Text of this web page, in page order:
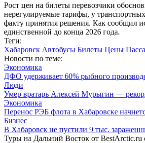
Рост цен на билеты перевозчики
нерегулируемые тарифы, у
факту принятия решения. Как сообщил
единственной до конца 2026 года.
Теги:
Хабаровск Автобусы Билеты Цены
Новости по теме:
Экономика
ДФО удерживает 60% рыбного
Люди
Умер вратарь Алексей Мурыгин —
Экономика
Перенос РЭБ флота в Хабаровске
Бизнес
В Хабаровск не пустили 9 тыс.
Туры на Дальний Восток от BestArctic.ru